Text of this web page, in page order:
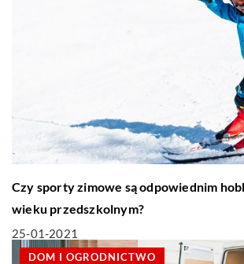
Czy sporty zimowe są odpowiednim
wieku przedszkolnym?
25-01-2021
DOM I OGRODNICTWO